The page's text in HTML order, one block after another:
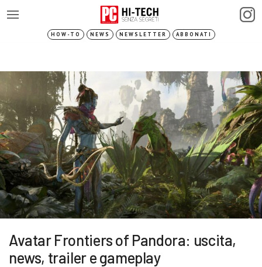
HOW-TO NEWS NEWSLETTER ABBONATI
Avatar Frontiers of Pandora: uscita,
news, trailer e gameplay